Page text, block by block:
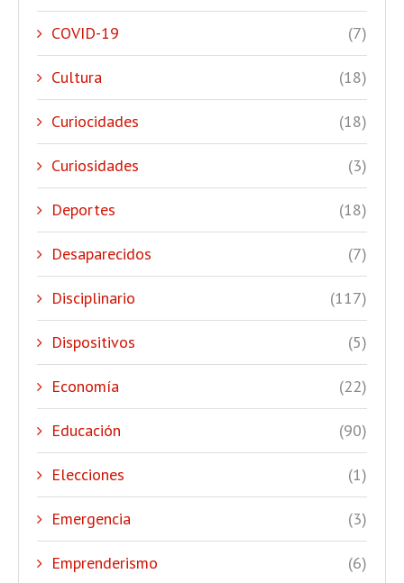
COVID-19 (7)
Cultura (18)
Curiocidades (18)
Curiosidades (3)
Deportes (18)
Desaparecidos (7)
Disciplinario (117)
Dispositivos (5)
Economía (22)
Educación (90)
Elecciones (1)
Emergencia (3)
Emprenderismo (6)